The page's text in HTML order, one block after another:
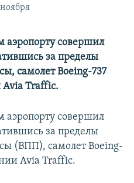
аэропорту совершил
за пределы
самолет Boeing-737
Avia Traffic.
аэропорту совершил
за пределы
(ВПП), самолет Boeing-
Avia Traffic.